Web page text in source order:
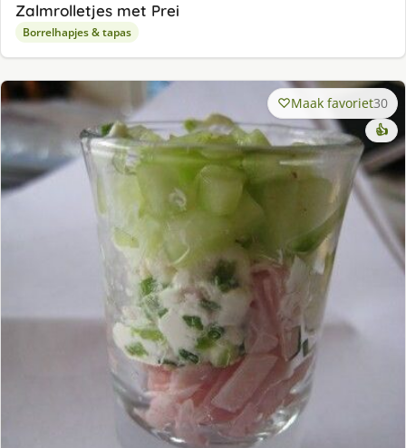
Zalmrolletjes met Prei
Borrelhapjes & tapas
Maak favoriet30
👍